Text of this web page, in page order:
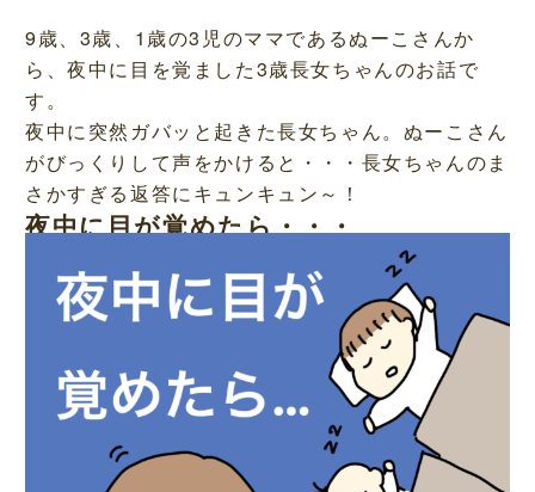
9歳、3歳、1歳の3児のママであるぬーこさんか
ら、夜中に目を覚ました3歳長女ちゃんのお話で
す。
夜中に突然ガバッと起きた長女ちゃん。ぬーこさん
がびっくりして声をかけると・・・長女ちゃんのま
さかすぎる返答にキュンキュン～！
夜中に目が覚めたら・・・